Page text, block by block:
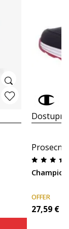
Champion
OFFER
27,59 €